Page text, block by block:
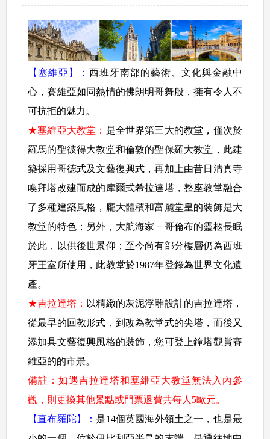
【塞維亞】 ： 西班牙南部的藝術、文化與金融中
心，賽維亞如同熱情的佛朗明哥舞般，擁有令人不
可抗拒的魅力。
★塞維亞大教堂： 是全世界第三大的教堂，僅次於
羅馬的聖彼得大教堂和倫敦的聖保羅大教堂，此建
築採用哥德式及文藝復興式，再加上由昔日清真寺
喚拜塔改建而成的摩爾式希拉達塔，整座教堂融合
了多種建築風格，龐大體積和富麗堂皇的裝飾是大
教堂的特色；另外，大航海家－哥倫布的靈柩長眠
於此，以供後世景仰；至今尚有部分樓層仍為西班
牙王室所使用，此教堂於1987年登錄為世界文化遺
產。
★吉拉達塔： 以精緻的灰泥浮雕設計的吉拉達塔，
從最早的回教形式，到改為教堂式的尖塔，而後又
添加具文藝復興風格的裝飾，您可登上鐘塔觀賞賽
維亞的的市景。
備註：如遇吉拉達塔和塞維亞大教堂無法入內參
觀，則更換其他景點或門票退費共每人5歐元。
【直布羅陀】
： 是14個英國海外領土之一，也是最